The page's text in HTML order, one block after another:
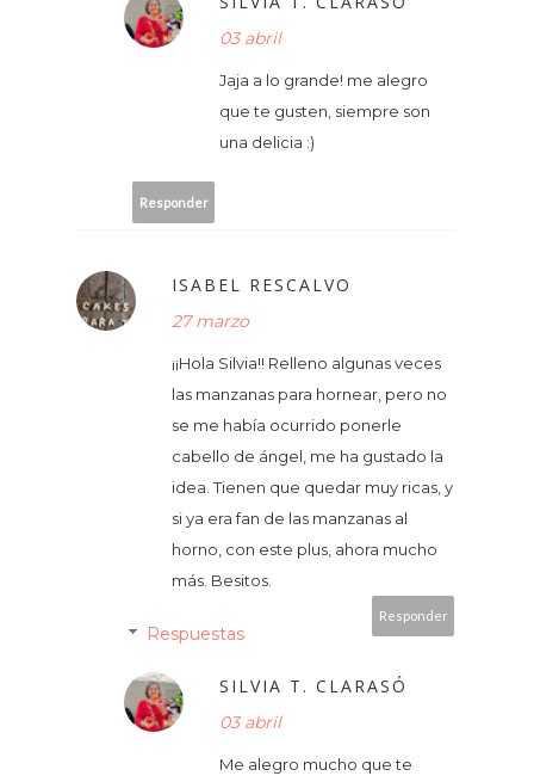
03 abril
Jaja a lo grande! me alegro
que te gusten, siempre son
una delicia :)
Responder
ISABEL RESCALVO
27 marzo
¡¡Hola Silvia!! Relleno algunas veces
las manzanas para hornear, pero no
se me había ocurrido ponerle
cabello de ángel, me ha gustado la
idea. Tienen que quedar muy ricas, y
si ya era fan de las manzanas al
horno, con este plus, ahora mucho
más. Besitos.
Responder
Respuestas
SILVIA T. CLARASÓ
03 abril
Me alegro mucho que te